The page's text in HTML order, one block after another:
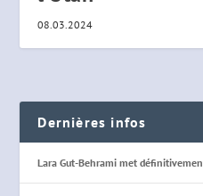
08.03.2024
Dernières infos
Lara Gut-Behrami met